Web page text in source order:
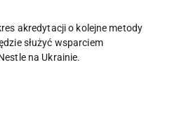
akredytacji o kolejne metody
służyć wsparciem
na Ukrainie.